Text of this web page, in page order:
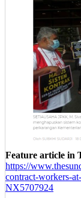
Feature article in
https://
contract-workers-
NX5707924